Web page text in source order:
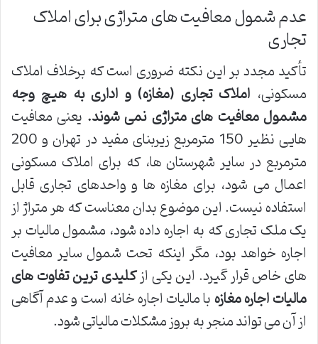
عدم شمول معافیت های متراژی برای املاک
تجاری
تأکید مجدد بر این نکته ضروری است که برخلاف املاک
مسکونی، املاک تجاری (مغازه) و اداری به هیچ وجه
مشمول معافیت های متراژی نمی شوند. یعنی معافیت
هایی نظیر 150 مترمربع زیربنای مفید در تهران و 200
مترمربع در سایر شهرستان ها، که برای املاک مسکونی
اعمال می شود، برای مغازه ها و واحدهای تجاری قابل
استفاده نیست. این موضوع بدان معناست که هر متراژ از
یک ملک تجاری که به اجاره داده شود، مشمول مالیات بر
اجاره خواهد بود، مگر اینکه تحت شمول سایر معافیت
های خاص قرار گیرد. این یکی ازکلیدی ترین تفاوت های
مالیات اجاره مغازهبا مالیات اجاره خانه است و عدم آگاهی
از آن می تواند منجر به بروز مشکلات مالیاتی شود.